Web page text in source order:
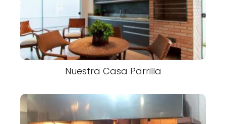
Nuestra Casa Parrilla